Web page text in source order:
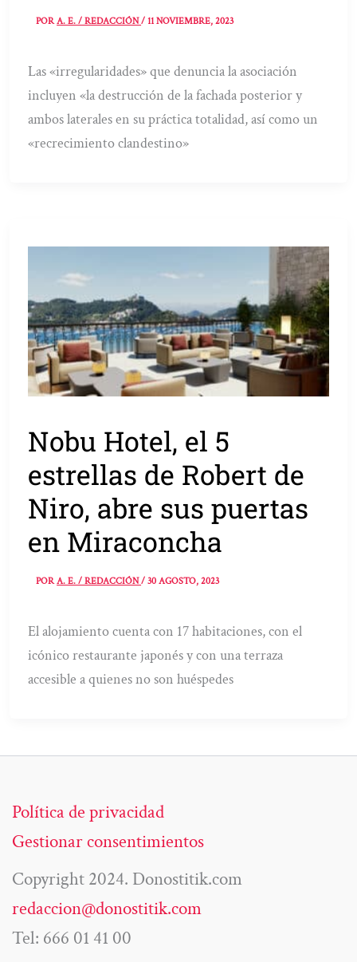
PORA. E. / REDACCIÓN/11 NOVIEMBRE, 2023
Las «irregularidades» que denuncia la asociación
incluyen «la destrucción de la fachada posterior y
ambos laterales en su práctica totalidad, así como un
«recrecimiento clandestino»
Nobu Hotel, el 5
estrellas de Robert de
Niro, abre sus puertas
en Miraconcha
PORA. E. / REDACCIÓN/30 AGOSTO, 2023
El alojamiento cuenta con 17 habitaciones, con el
icónico restaurante japonés y con una terraza
accesible a quienes no son huéspedes
Política de privacidad
Gestionar consentimientos
Copyright 2024. Donostitik.com
redaccion@donostitik.com
Tel: 666 01 41 00